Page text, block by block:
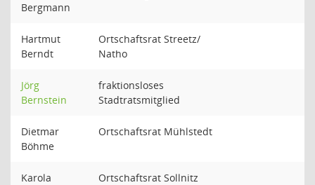
Bergmann
Hartmut
Berndt
Ortschaftsrat Streetz/
Natho
Jörg
Bernstein
fraktionsloses
Stadtratsmitglied
Dietmar
Böhme
Ortschaftsrat Mühlstedt
Karola
Ortschaftsrat Sollnitz